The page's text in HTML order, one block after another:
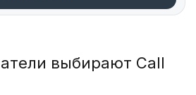
выбирают Call